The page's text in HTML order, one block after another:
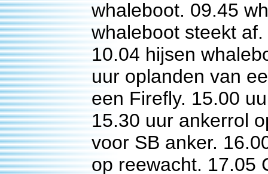
whaleboot. 09.45
whaleboot steekt
10.04 hijsen
uur oplanden van
een Firefly. 15.00
15.30 uur ankerrol
voor SB anker.
op reewacht. 17.05